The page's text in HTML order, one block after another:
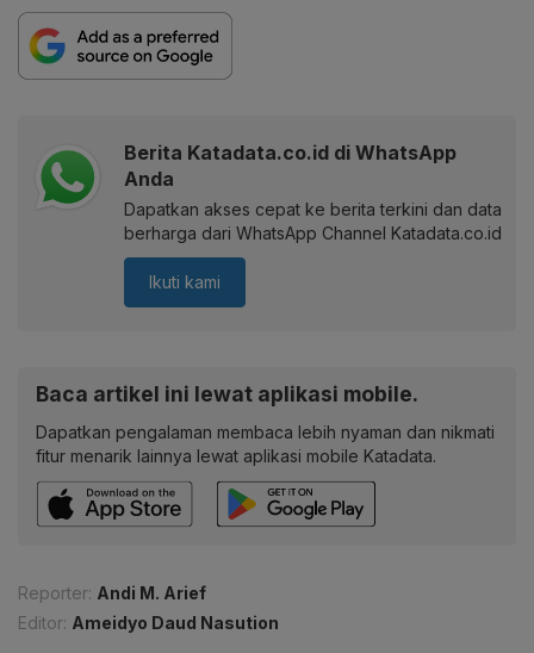
Berita Katadata.co.id di WhatsApp
Anda
Dapatkan akses cepat ke berita terkini dan data
berharga dari WhatsApp Channel Katadata.co.id
Ikuti kami
Baca artikel ini lewat aplikasi mobile.
Dapatkan pengalaman membaca lebih nyaman dan nikmati
fitur menarik lainnya lewat aplikasi mobile Katadata.
Reporter: Andi M. Arief
Editor: Ameidyo Daud Nasution